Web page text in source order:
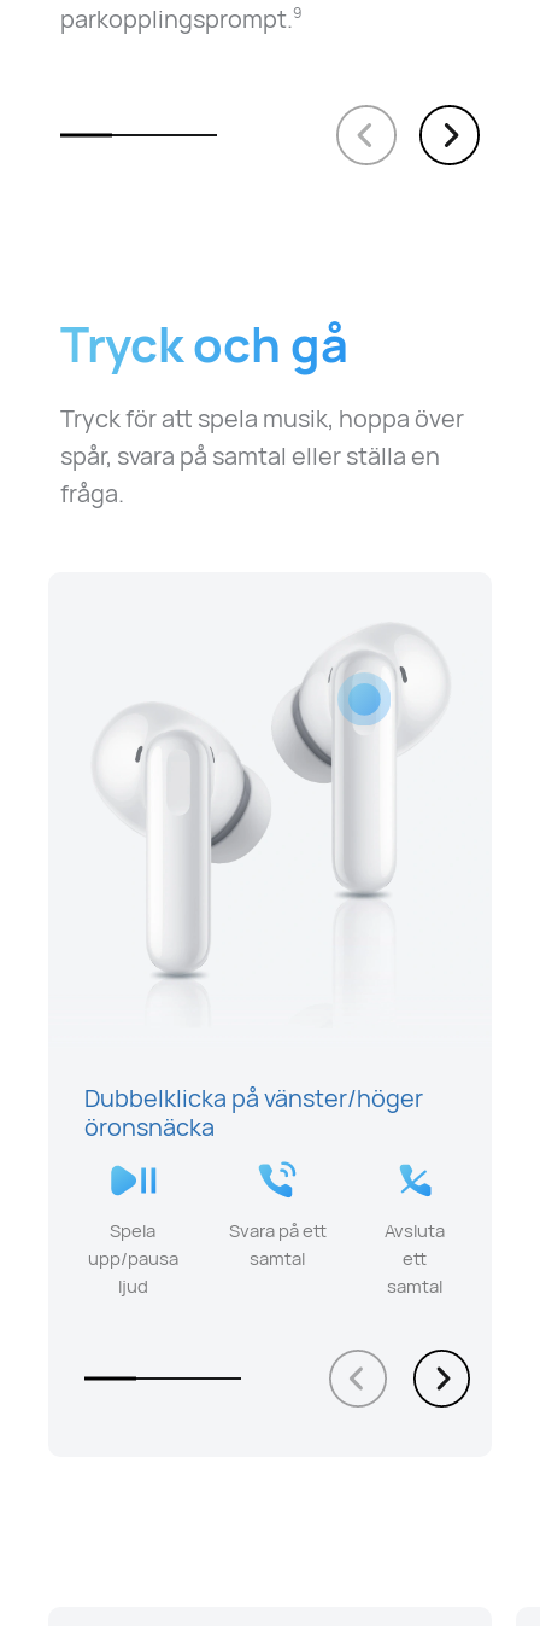
parkopplingsprompt.9
Tryck och gå
Tryck för att spela musik, hoppa över
spår, svara på samtal eller ställa en
fråga.
Dubbelklicka på vänster/höger
öronsnäcka
Spela
upp/pausa
ljud
Svara på ett
samtal
Avsluta
ett
samtal